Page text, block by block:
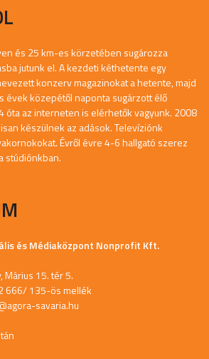
és 25 km-es körzetében sugározza
jutunk el. A kezdeti kéthetente egy
konzerv magazinokat a hetente, majd
évek közepétől naponta sugárzott élő
óta az interneten is elérhetők vagyunk. 2008
készülnek az adások. Televíziónk
Évről évre 4-6 hallgató szerez
stúdiónkban.
és Médiaközpont Nonprofit Kft.
Márius 15. tér 5.
666/ 135-ös mellék
savaria.hu